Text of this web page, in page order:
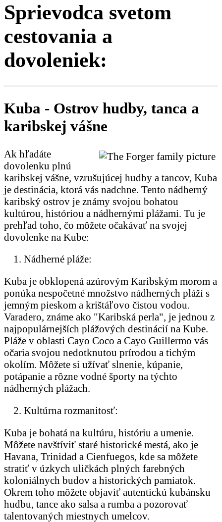
Sprievodca svetom
cestovania a
dovoleniek:
Kuba - Ostrov hudby, tanca a
karibskej vášne
Ak hľadáte
dovolenku plnú
karibskej vášne, vzrušujúcej hudby a tancov, Kuba
je destinácia, ktorá vás nadchne. Tento nádherný
karibský ostrov je známy svojou bohatou
kultúrou, históriou a nádhernými plážami. Tu je
prehľad toho, čo môžete očakávať na svojej
dovolenke na Kube:
Nádherné pláže:
Kuba je obklopená azúrovým Karibským morom a
ponúka nespočetné množstvo nádherných pláží s
jemným pieskom a krištáľovo čistou vodou.
Varadero, známe ako "Karibská perla", je jednou z
najpopulárnejších plážových destinácií na Kube.
Pláže v oblasti Cayo Coco a Cayo Guillermo vás
očaria svojou nedotknutou prírodou a tichým
okolím. Môžete si užívať slnenie, kúpanie,
potápanie a rôzne vodné športy na týchto
nádherných plážach.
Kultúrna rozmanitosť:
Kuba je bohatá na kultúru, históriu a umenie.
Môžete navštíviť staré historické mestá, ako je
Havana, Trinidad a Cienfuegos, kde sa môžete
stratiť v úzkych uličkách plných farebných
koloniálnych budov a historických pamiatok.
Okrem toho môžete objaviť autentickú kubánsku
hudbu, tance ako salsa a rumba a pozorovať
talentovaných miestnych umelcov.